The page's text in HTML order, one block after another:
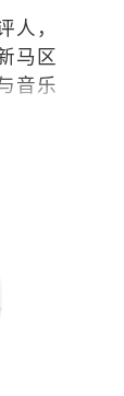
，
马区
音乐